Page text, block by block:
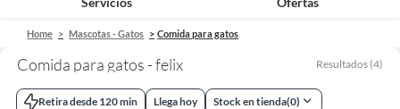
Home Mascotas - Gatos Comida para gatos
Comida para gatos - felix Resultados (4)
Retira desde 120 min Llega hoy Stock en tienda(0)